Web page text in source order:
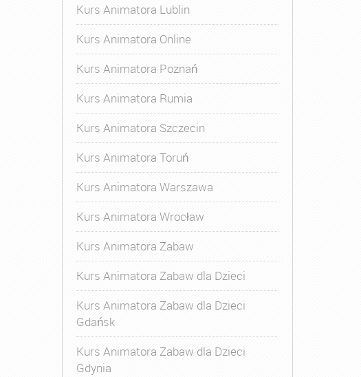
Kurs Animatora Lublin
Kurs Animatora Online
Kurs Animatora Poznań
Kurs Animatora Rumia
Kurs Animatora Szczecin
Kurs Animatora Toruń
Kurs Animatora Warszawa
Kurs Animatora Wrocław
Kurs Animatora Zabaw
Kurs Animatora Zabaw dla Dzieci
Kurs Animatora Zabaw dla Dzieci
Gdańsk
Kurs Animatora Zabaw dla Dzieci
Gdynia